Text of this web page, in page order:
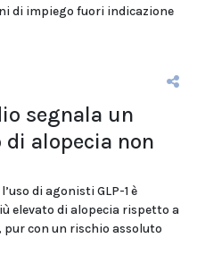
di impiego fuori indicazione
segnala un
alopecia non
di agonisti GLP-1 è
elevato di alopecia rispetto a
con un rischio assoluto